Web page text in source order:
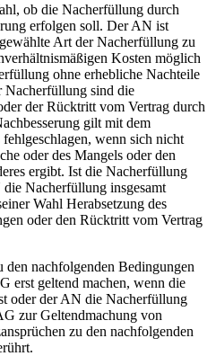
ob die Nacherfüllung durch
erfolgen soll. Der AN ist
Art der Nacherfüllung zu
Kosten möglich
ohne erhebliche Nachteile
Nacherfüllung sind die
der Rücktritt vom Vertrag durch
gilt mit dem
wenn sich nicht
oder des Mangels oder den
ergibt. Ist die Nacherfüllung
Nacherfüllung insgesamt
Wahl Herabsetzung des
oder den Rücktritt vom Vertrag
den nachfolgenden Bedingungen
erst geltend machen, wenn die
oder der AN die Nacherfüllung
zur Geltendmachung von
zu den nachfolgenden